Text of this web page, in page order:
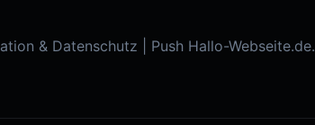
& Datenschutz | Push Hallo-Webseite.de.